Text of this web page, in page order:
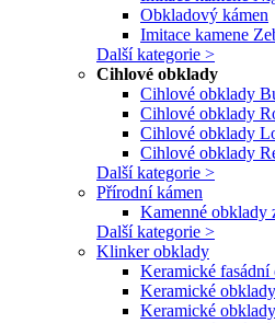
Obkladový kámen
Imitace kamene
Další kategorie >
Cihlové obklady
Cihlové obklady
Cihlové obklady
Cihlové obklady
Cihlové obklady
Další kategorie >
Přírodní kámen
Kamenné obklady
Další kategorie >
Klinker obklady
Keramické
Keramické
Keramické